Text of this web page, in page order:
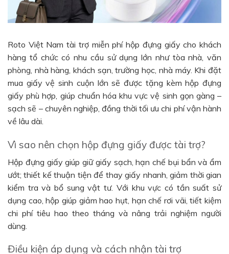
Roto Việt Nam tài trợ miễn phí hộp đựng giấy cho khách
hàng tổ chức có nhu cầu sử dụng lớn như tòa nhà, văn
phòng, nhà hàng, khách sạn, trường học, nhà máy. Khi đặt
mua giấy vệ sinh cuộn lớn sẽ được tặng kèm hộp đựng
giấy phù hợp, giúp chuẩn hóa khu vực vệ sinh gọn gàng –
sạch sẽ – chuyên nghiệp, đồng thời tối ưu chi phí vận hành
về lâu dài.
Vì sao nên chọn hộp đựng giấy được tài trợ?
Hộp đựng giấy giúp giữ giấy sạch, hạn chế bụi bẩn và ẩm
ướt; thiết kế thuận tiện để thay giấy nhanh, giảm thời gian
kiểm tra và bổ sung vật tư. Với khu vực có tần suất sử
dụng cao, hộp giúp giảm hao hụt, hạn chế rơi vãi, tiết kiệm
chi phí tiêu hao theo tháng và nâng trải nghiệm người
dùng.
Điều kiện áp dụng và cách nhận tài trợ